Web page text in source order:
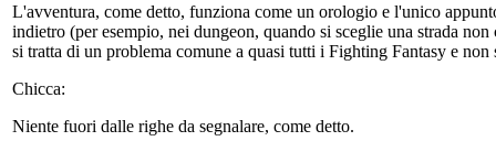
L'avventura, come detto, funziona come un orologio e l'unico
indietro (per esempio, nei dungeon, quando si sceglie una strada
si tratta di un problema comune a quasi tutti i Fighting Fantasy e non
Chicca:
Niente fuori dalle righe da segnalare, come detto.